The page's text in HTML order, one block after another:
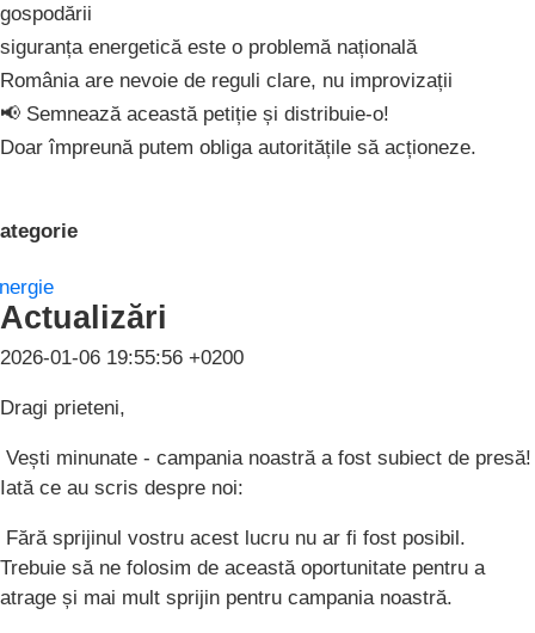
gospodării
siguranța energetică este o problemă națională
România are nevoie de reguli clare, nu improvizații
📢 Semnează această petiție și distribuie-o!
Doar împreună putem obliga autoritățile să acționeze.
Actualizări
2026-01-06 19:55:56 +0200
Dragi prieteni,
Vești minunate - campania noastră a fost subiect de presă!
Iată ce au scris despre noi:
Fără sprijinul vostru acest lucru nu ar fi fost posibil.
Trebuie să ne folosim de această oportunitate pentru a
atrage și mai mult sprijin pentru campania noastră.